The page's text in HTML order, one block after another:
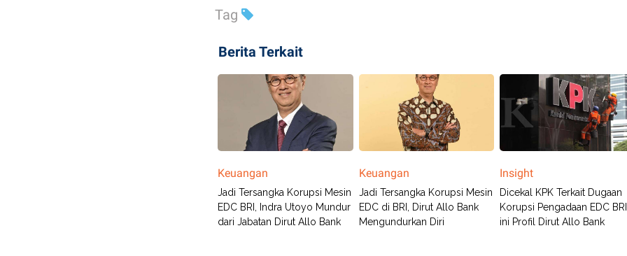
Tag
Berita Terkait
Keuangan
Jadi Tersangka Korupsi Mesin
EDC BRI, Indra Utoyo Mundur
dari Jabatan Dirut Allo Bank
Keuangan
Jadi Tersangka Korupsi Mesin
EDC di BRI, Dirut Allo Bank
Mengundurkan Diri
Insight
Dicekal KPK Terkait Dugaan
Korupsi Pengadaan EDC
ini Profil Dirut Allo Bank